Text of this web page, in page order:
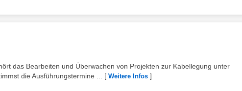
das Bearbeiten und Überwachen von Projekten zur Kabellegung unter
die Ausführungstermine ...
[ Weitere Infos ]